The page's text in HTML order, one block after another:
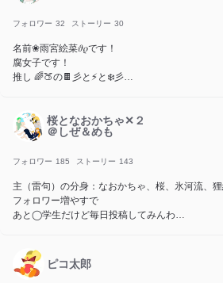
フォロワー 32 ストーリー 30
名前❀雨宮絵菜‎𝜗𝜚です！
腐女子です！
推し 🌈🍑の🍫彡と⚡️と❄️彡
ピグパやってます！同じ名前でやってます！
目標
になれるように頑張ります(ง •̀_•́)ง
桜となおかちゃ✕２
＠しぜ＆めも
フォロワー 185 ストーリー 143
主（雷句）の分身：なおかちゃ、桜、氷河流、
フォロワー増やすで
あと◯学生だけど毎日投稿してみんわ
血、ホラゲー、ホラー、幽霊、東方、関西人、
カ、可不、赤坂の箱、くんの５０人クラフト、た
ピコ太郎